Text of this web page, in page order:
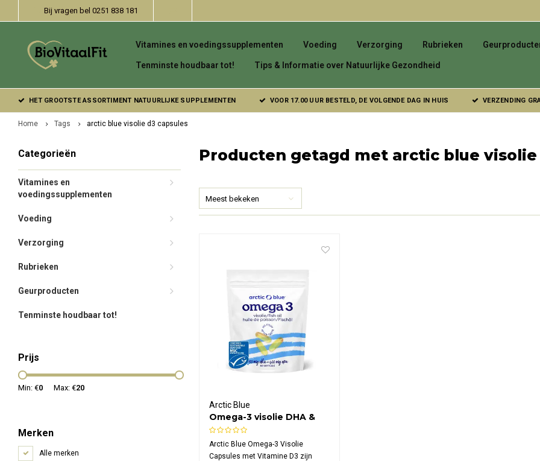
Bij vragen bel 0251 838 181
Vitamines en voedingssupplementen Voeding Verzorging Rubrieken
Tenminste houdbaar tot! Tips & Informatie over Natuurlijke Gezondheid
HET GROOTSTE ASSORTIMENT NATUURLIJKE SUPPLEMENTEN VOOR 17.00 UUR BESTELD, DE VOLGENDE DAG IN HUIS VERZENDING
Home Tags arctic blue visolie d3 capsules
Categorieën
Vitamines en
voedingssupplementen
Voeding
Verzorging
Rubrieken
Geurproducten
Tenminste houdbaar tot!
Prijs
Min: €0 Max: €20
Merken
Alle merken
Producten getagd met arctic blue visolie
Meest bekeken
Arctic Blue
Omega-3 visolie DHA &
EPA met vitamine D3
Capsules
Arctic Blue Omega-3 Visolie
Capsules met Vitamine D3 zijn